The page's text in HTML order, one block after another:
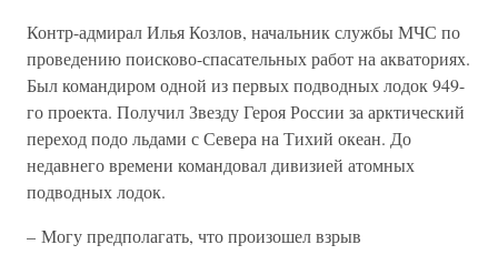
Контр-адмирал Илья Козлов, начальник службы МЧС по
проведению поисково-спасательных работ на акваториях.
Был командиром одной из первых подводных лодок 949-
го проекта. Получил Звезду Героя России за арктический
переход подо льдами с Севера на Тихий океан. До
недавнего времени командовал дивизией атомных
подводных лодок.
– Могу предполагать, что произошел взрыв